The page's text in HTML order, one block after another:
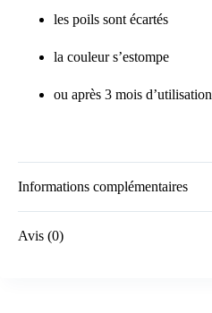
les poils sont écartés
la couleur s’estompe
ou après 3 mois d’utilisation
Informations complémentaires
Avis (0)